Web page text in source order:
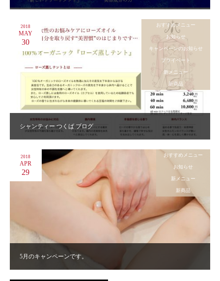
シャンティー つくば ブログ
2018
MAY
30
おすすめメニュー
お知らせ
キャンペーンのお知らせ
プライベート
新メニュー
新商品
5月のキャンペーンです。
2018
APR
29
おすすめメニュー
お知らせ
新メニュー
新商品